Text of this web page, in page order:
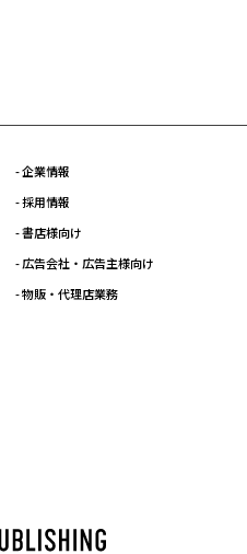
- 企業情報
- 採用情報
- 書店様向け
- 広告会社・広告主様向け
- 物販・代理店業務